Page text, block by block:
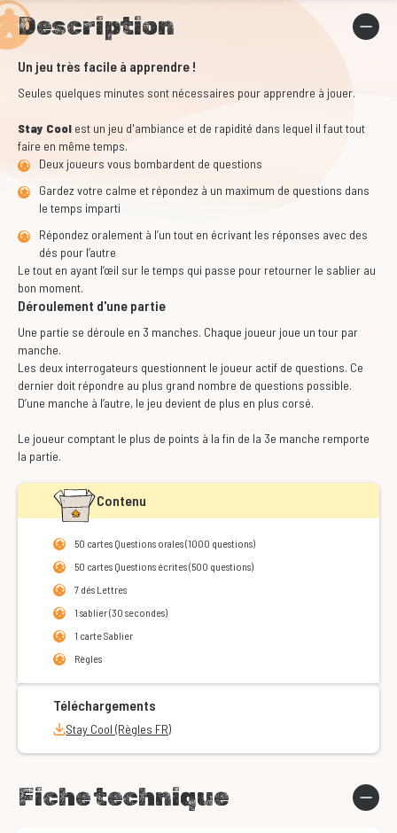
Description
Un jeu très facile à apprendre !
Seules quelques minutes sont nécessaires pour apprendre à jouer.
Stay Cool est un jeu d'ambiance et de rapidité dans lequel il faut tout
faire en même temps.
Deux joueurs vous bombardent de questions
Gardez votre calme et répondez à un maximum de questions dans
le temps imparti
Répondez oralement à l’un tout en écrivant les réponses avec des
dés pour l’autre
Le tout en ayant l’œil sur le temps qui passe pour retourner le sablier au
bon moment.
Déroulement d'une partie
Une partie se déroule en 3 manches. Chaque joueur joue un tour par
manche.
Les deux interrogateurs questionnent le joueur actif de questions. Ce
dernier doit répondre au plus grand nombre de questions possible.
D’une manche à l’autre, le jeu devient de plus en plus corsé.
Le joueur comptant le plus de points à la fin de la 3e manche remporte
la partie.
Contenu
50 cartes Questions orales (1000 questions)
50 cartes Questions écrites (500 questions)
7 dés Lettres
1 sablier (30 secondes)
1 carte Sablier
Règles
Téléchargements
Stay Cool (Règles FR)
Fiche technique